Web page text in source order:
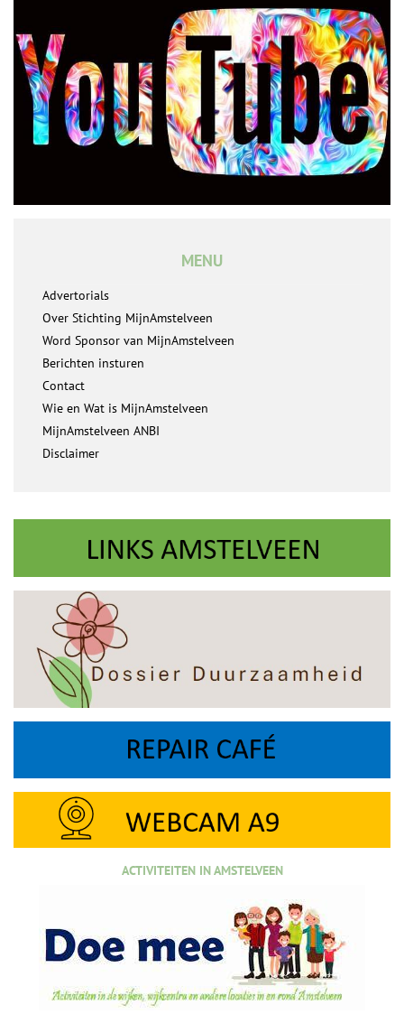
MENU
Advertorials
Over Stichting MijnAmstelveen
Word Sponsor van MijnAmstelveen
Berichten insturen
Contact
Wie en Wat is MijnAmstelveen
MijnAmstelveen ANBI
Disclaimer
ACTIVITEITEN IN AMSTELVEEN